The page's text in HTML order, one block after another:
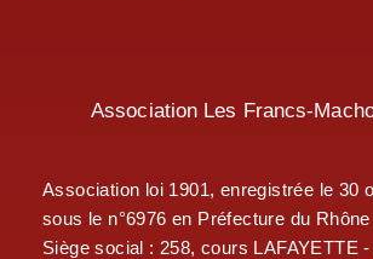
Association Les Francs-
Association loi 1901, enregistrée le 30
sous le n°6976 en Préfecture du Rhône
Siège social : 258, cours LAFAYETTE